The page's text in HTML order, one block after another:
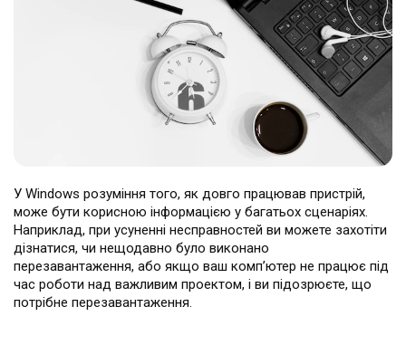
У Windows розуміння того, як довго працював пристрій,
може бути корисною інформацією у багатьох сценаріях.
Наприклад, при усуненні несправностей ви можете захотіти
дізнатися, чи нещодавно було виконано
перезавантаження, або якщо ваш комп’ютер не працює під
час роботи над важливим проектом, і ви підозрюєте, що
потрібне перезавантаження.